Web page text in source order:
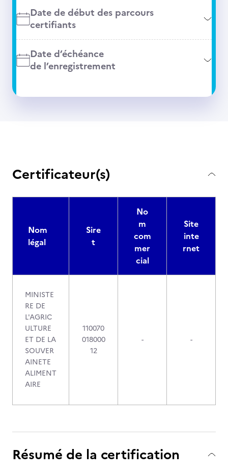
Date de début des parcours
certifiants
Date d’échéance
de l’enregistrement
Certificateur(s)
Nom
légal
Sire
t
No
m
com
mer
cial
Site
inte
rnet
MINISTE
RE DE
L'AGRIC
ULTURE
ET DE LA
SOUVER
AINETE
ALIMENT
AIRE
110070
018000
12
- -
Résumé de la certification